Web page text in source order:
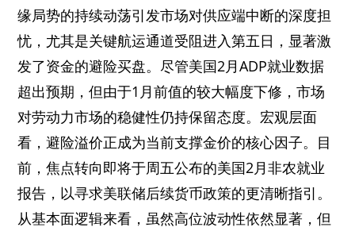
缘局势的持续动荡引发市场对供应端中断的深度担
忧，尤其是关键航运通道受阻进入第五日，显著激
发了资金的避险买盘。尽管美国2月ADP就业数据
超出预期，但由于1月前值的较大幅度下修，市场
对劳动力市场的稳健性仍持保留态度。宏观层面
看，避险溢价正成为当前支撑金价的核心因子。目
前，焦点转向即将于周五公布的美国2月非农就业
报告，以寻求美联储后续货币政策的更清晰指引。
从基本面逻辑来看，虽然高位波动性依然显著，但